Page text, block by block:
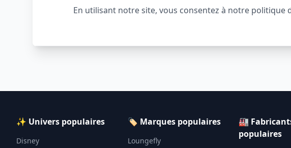
En utilisant notre site, vous consentez à notre politique
✨ Univers populaires
Disney
🏷️ Marques populaires
Loungefly
🏭
populaires